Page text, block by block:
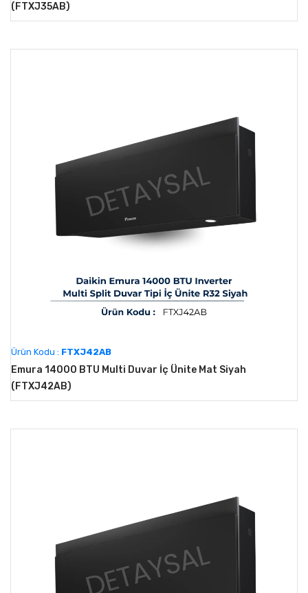
(FTXJ35AB)
Ürün Kodu : FTXJ42AB
Emura 14000 BTU Multi Duvar İç Ünite Mat Siyah
(FTXJ42AB)